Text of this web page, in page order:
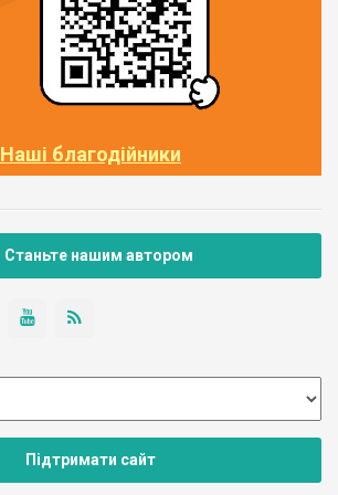
Наші благодійники
Станьте нашим автором
Підтримати сайт